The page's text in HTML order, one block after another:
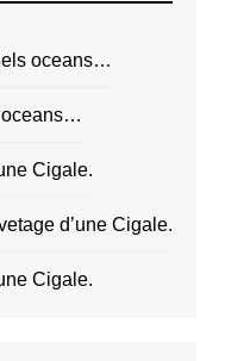
oceans…
oceans…
Cigale.
d’une Cigale.
Cigale.